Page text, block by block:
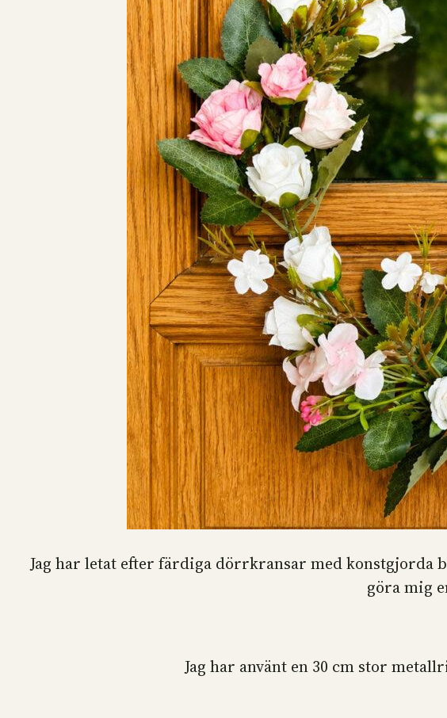
Jag har letat efter färdiga dörrkransar med konstgjorda
göra mig
Jag har använt en 30 cm stor